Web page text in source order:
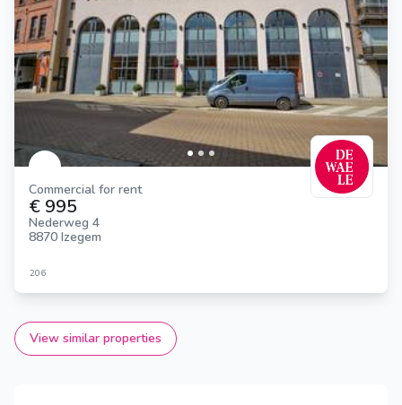
Commercial for rent
€ 995
Nederweg 4
8870 Izegem
206
View similar properties